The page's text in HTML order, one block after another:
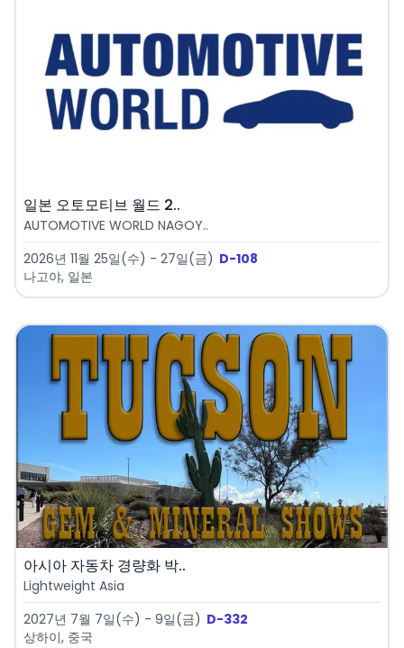
일본 오토모티브 월드 2..
AUTOMOTIVE WORLD NAGOY..
2026년 11월 25일(수) - 27일(금) D-108
나고야, 일본
아시아 자동차 경량화 박..
Lightweight Asia
2027년 7월 7일(수) - 9일(금) D-332
상하이, 중국